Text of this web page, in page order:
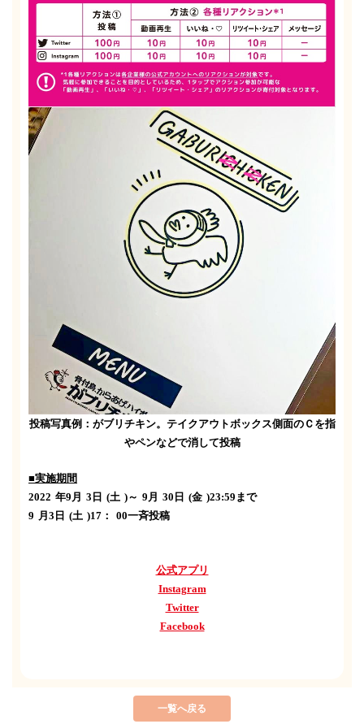
投稿写真例：がブリチキン。テイクアウトボックス側面のＣを指
やペンなどで消して投稿
■実施期間
2022 年9 月 3 日 (土 )～ 9 月 30 日 (金 )23:59 まで
9 月3 日 (土 )17 ： 00一斉投稿
公式アプリ
Instagram
Twitter
Facebook
一覧へ戻る